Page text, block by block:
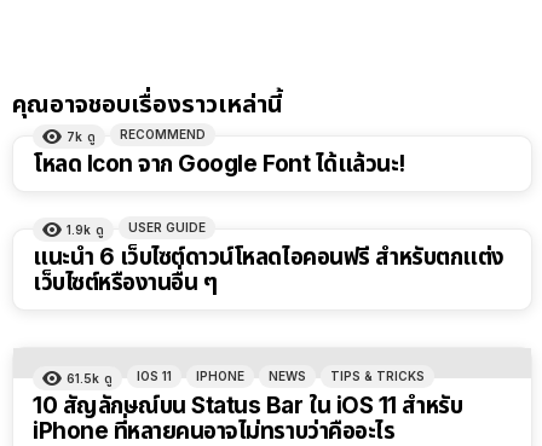
คุณอาจชอบเรื่องราวเหล่านี้
7k ดู RECOMMEND
โหลด Icon จาก Google Font ได้แล้วนะ!
1.9k ดู USER GUIDE
แนะนำ 6 เว็บไซต์ดาวน์โหลดไอคอนฟรี สำหรับตกแต่ง
เว็บไซต์หรืองานอื่น ๆ
61.5k ดู IOS 11 IPHONE NEWS TIPS & TRICKS
10 สัญลักษณ์บน Status Bar ใน iOS 11 สำหรับ
iPhone ที่หลายคนอาจไม่ทราบว่าคืออะไร